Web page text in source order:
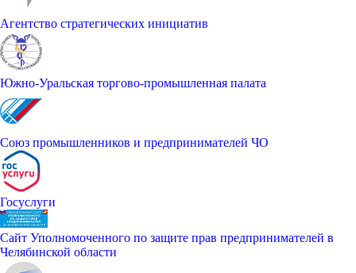
Агентство стратегических инициатив
Южно-Уральская торгово-промышленная палата
Союз промышленников и предпринимателей ЧО
Госуслуги
Сайт Уполномоченного по защите прав предпринимателей в
Челябинской области